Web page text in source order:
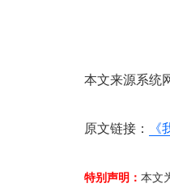
本文来源系统
原文链接：
特别声明： 本文